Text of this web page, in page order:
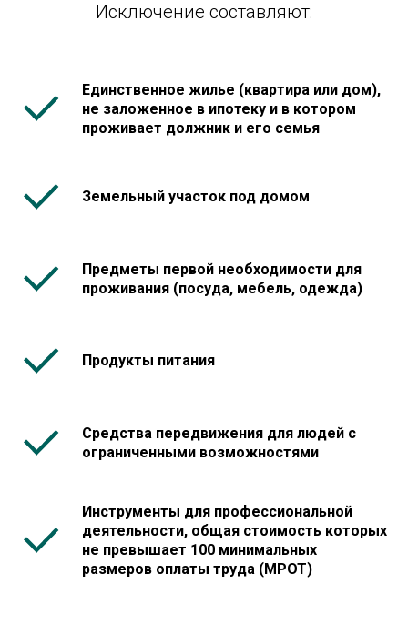
Исключение составляют:
Единственное жилье (квартира или дом),
не заложенное в ипотеку и в котором
проживает должник и его семья
Земельный участок под домом
Предметы первой необходимости для
проживания (посуда, мебель, одежда)
Продукты питания
Средства передвижения для людей с
ограниченными возможностями
Инструменты для профессиональной
деятельности, общая стоимость которых
не превышает 100 минимальных
размеров оплаты труда (МРОТ)